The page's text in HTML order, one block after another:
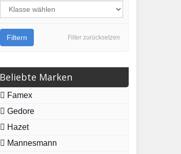
Filter zurücksetzen
Filtern
Beliebte Marken
Famex
Gedore
Hazet
Mannesmann